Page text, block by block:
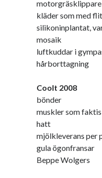
motorgräsklippare
kläder som med
silikoninplantat,
mosaik
luftkuddar i
hårborttagning
Coolt 2008
bönder
muskler som
hatt
mjölkleverans per
gula ögonfransar
Beppe Wolgers